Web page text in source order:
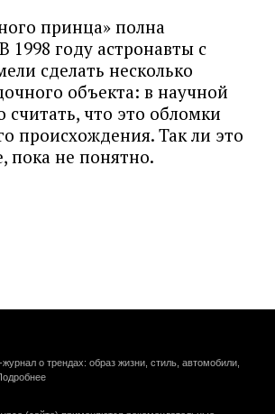
принца» полна
1998 году астронавты с
сделать несколько
объекта: в научной
считать, что это обломки
происхождения. Так ли это
пока не понятно.
о трендах: образ жизни, стиль, автомобили,